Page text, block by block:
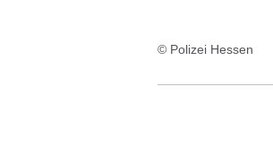
© Polizei Hessen